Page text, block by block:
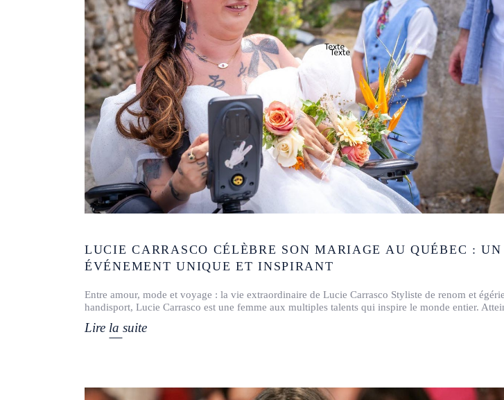
LUCIE CARRASCO CÉLÈBRE SON MARIAGE AU QUÉBEC : UN
ÉVÉNEMENT UNIQUE ET INSPIRANT
Entre amour, mode et voyage : la vie extraordinaire de Lucie Carrasco Styliste de renom et
handisport, Lucie Carrasco est une femme aux multiples talents qui inspire le monde entier.
Lire la suite